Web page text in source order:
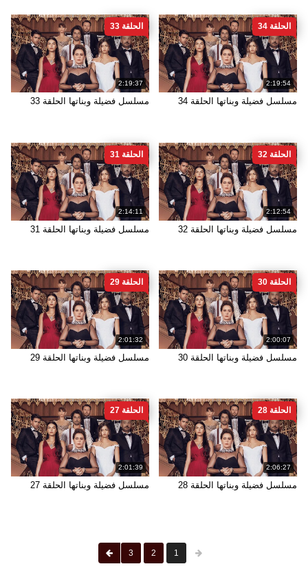
2:19:54
الحلقة 34
مسلسل فضيلة وبناتها الحلقة 34
2:19:37
الحلقة 33
مسلسل فضيلة وبناتها الحلقة 33
2:12:54
الحلقة 32
مسلسل فضيلة وبناتها الحلقة 32
2:14:11
الحلقة 31
مسلسل فضيلة وبناتها الحلقة 31
2:00:07
الحلقة 30
مسلسل فضيلة وبناتها الحلقة 30
2:01:32
الحلقة 29
مسلسل فضيلة وبناتها الحلقة 29
2:06:27
الحلقة 28
مسلسل فضيلة وبناتها الحلقة 28
2:01:39
الحلقة 27
مسلسل فضيلة وبناتها الحلقة 27
1
2
3